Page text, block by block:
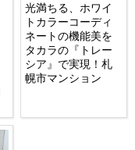
光満ちる、ホワイ
トカラーコーディ
ネートの機能美を
タカラの『トレー
シア』で実現！札
幌市マンション